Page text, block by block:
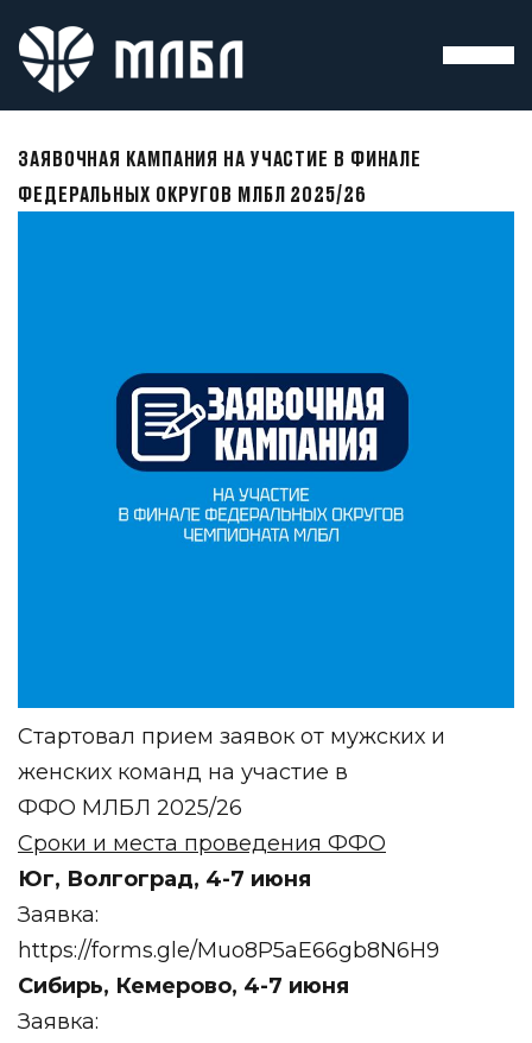
ЗАЯВОЧНАЯ КАМПАНИЯ НА УЧАСТИЕ В ФИНАЛЕ
ФЕДЕРАЛЬНЫХ ОКРУГОВ МЛБЛ 2025/26
Стартовал прием заявок от мужских и
женских команд на участие в
ФФО МЛБЛ 2025/26
Сроки и места проведения ФФО
Юг, Волгоград, 4-7 июня
Заявка:
https://forms.gle/Muo8P5aE66gb8N6H9
Сибирь, Кемерово, 4-7 июня
Заявка: